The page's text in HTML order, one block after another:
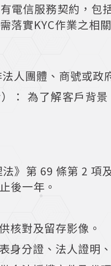
電信服務契約，
落實KYC作業之相
人團體、商號或政
： 為了解客戶背
》第 69 條第 2
後一年。
核對及留存影像。
身分證、法人證明